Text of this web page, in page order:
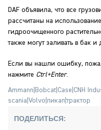
DAF объявила, что все
рассчитаны на
гидроочищенного
также могут заливать в бак и
Если вы нашли ошибку,
нажмите Ctrl+Enter.
Ammann Bobcat Case CNH
scania Volvo пикап |трактор
ПОДЕЛИТЬСЯ: